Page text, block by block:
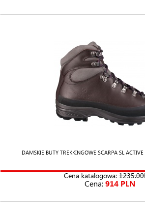
DAMSKIE BUTY TREKKINGOWE SCARPA SL
Cena katalogowa:
Cena:914 PLN